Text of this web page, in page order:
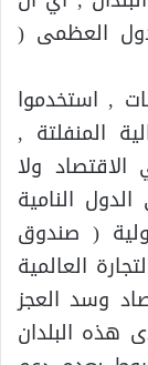
العظمى (
, استخدموا
المنفلتة ,
ولا
النامية
( صندوق
العالمية
وسد العجز
هذه البلدان